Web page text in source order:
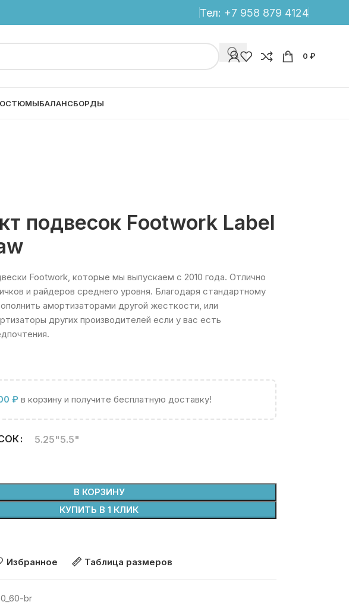
Тел: +7 958 879 4124
0 ₽
БАЛАНСБОРДЫ
подвесок Footwork Label
Footwork, которые мы выпускаем с 2010 года. Отлично
и райдеров среднего уровня. Благодаря стандартному
амортизаторами другой жесткости, или
других производителей если у вас есть
₽в корзину и получите бесплатную доставку!
5.25"5.5"
В КОРЗИНУ
КУПИТЬ В 1 КЛИК
Избранное Таблица размеров
br